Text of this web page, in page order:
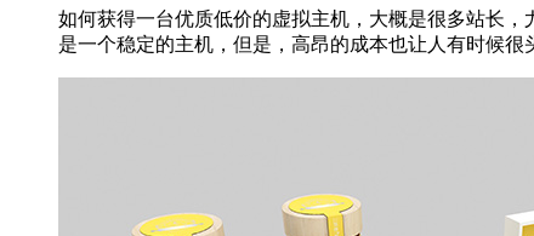
如何获得一台优质低价的虚拟主机，大概是很多站长
是一个稳定的主机，但是，高昂的成本也让人有时候